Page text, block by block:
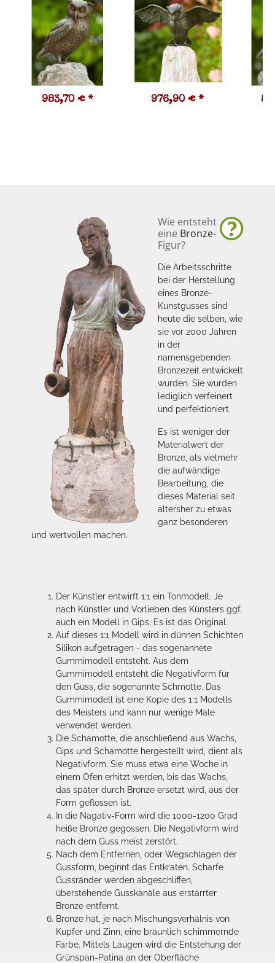
983,70 € * 976,90 € *
Wie entsteht
eine Bronze-
Figur?
Die Arbeitsschritte
bei der Herstellung
eines Bronze-
Kunstgusses sind
heute die selben, wie
sie vor 2000 Jahren
in der
namensgebenden
Bronzezeit entwickelt
wurden. Sie wurden
lediglich verfeinert
und perfektioniert.
Es ist weniger der
Materialwert der
Bronze, als vielmehr
die aufwändige
Bearbeitung, die
dieses Material seit
altersher zu etwas
ganz besonderen
und wertvollen machen.
Der Künstler entwirft 1:1 ein Tonmodell. Je
nach Künstler und Vorlieben des Künsters ggf.
auch ein Modell in Gips. Es ist das Original.
Auf dieses 1:1 Modell wird in dünnen Schichten
Silikon aufgetragen - das sogenannete
Gummimodell entsteht. Aus dem
Gummimodell entsteht die Negativform für
den Guss, die sogenannte Schmotte. Das
Gummimodell ist eine Kopie des 1:1 Modells
des Meisters und kann nur wenige Male
verwendet werden.
Die Schamotte, die anschließend aus Wachs,
Gips und Schamotte hergestellt wird, dient als
Negativform. Sie muss etwa eine Woche in
einem Ofen erhitzt werden, bis das Wachs,
das später durch Bronze ersetzt wird, aus der
Form geflossen ist.
In die Nagativ-Form wird die 1000-1200 Grad
heiße Bronze gegossen. Die Negativform wird
nach dem Guss meist zerstört.
Nach dem Entfernen, oder Wegschlagen der
Gussform, beginnt das Entkraten. Scharfe
Gussränder werden abgeschliffen,
überstehende Gusskanäle aus erstarrter
Bronze entfernt.
Bronze hat, je nach Mischungsverhälnis von
Kupfer und Zinn, eine bräunlich schimmernde
Farbe. Mittels Laugen wird die Entstehung der
Grünspan-Patina an der Oberfläche